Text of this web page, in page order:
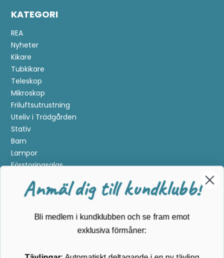
KATEGORI
REA
Nyheter
Kikare
Tubkikare
Teleskop
Mikroskop
Friluftsutrustning
Uteliv i Trädgården
Stativ
Barn
Lampor
Förstoringsglas
Guider
Anmäl dig till kundklubb!
Bli medlem i kundklubben och se fram emot
exklusiva förmåner: